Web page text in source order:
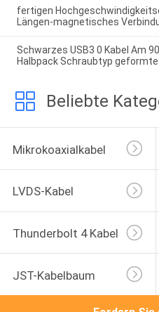
fertigen
Längen-magnetisches
Schwarzes USB3 0 Kabel Am
Halbpack Schraubtyp
Beliebte
Mikrokoaxialkabel
LVDS-Kabel
Thunderbolt 4 Kabel
JST-Kabelbaum